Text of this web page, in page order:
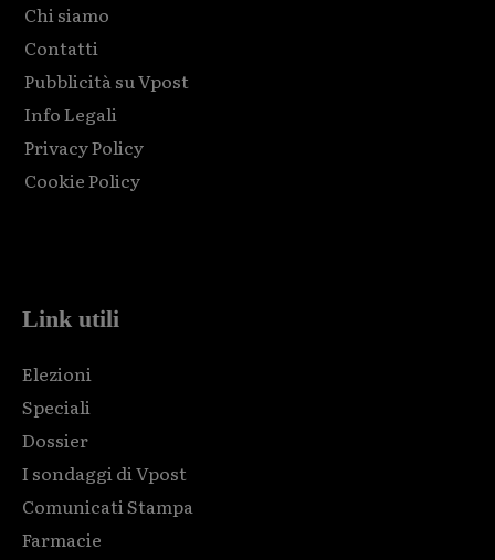
Chi siamo
Contatti
Pubblicità su Vpost
Info Legali
Privacy Policy
Cookie Policy
Link utili
Elezioni
Speciali
Dossier
I sondaggi di Vpost
Comunicati Stampa
Farmacie